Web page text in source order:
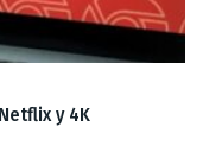
у 4K